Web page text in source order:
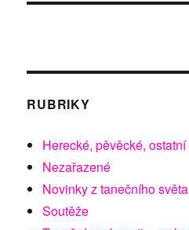
ve
RUBRIKY
Herecké, pěvěcké,
Nezařazené
Novinky z tanečního světa
Soutěže